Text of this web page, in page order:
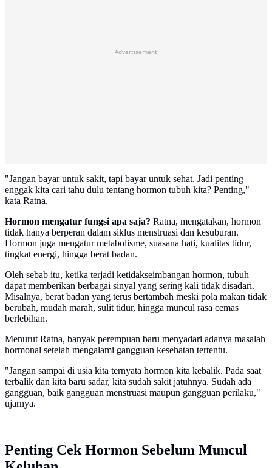
Advertisement
"Jangan bayar untuk sakit, tapi bayar untuk sehat. Jadi penting
enggak kita cari tahu dulu tentang hormon tubuh kita? Penting,"
kata Ratna.
Hormon mengatur fungsi apa saja? Ratna, mengatakan, hormon
tidak hanya berperan dalam siklus menstruasi dan kesuburan.
Hormon juga mengatur metabolisme, suasana hati, kualitas tidur,
tingkat energi, hingga berat badan.
Oleh sebab itu, ketika terjadi ketidakseimbangan hormon, tubuh
dapat memberikan berbagai sinyal yang sering kali tidak disadari.
Misalnya, berat badan yang terus bertambah meski pola makan tidak
berubah, mudah marah, sulit tidur, hingga muncul rasa cemas
berlebihan.
Menurut Ratna, banyak perempuan baru menyadari adanya masalah
hormonal setelah mengalami gangguan kesehatan tertentu.
"Jangan sampai di usia kita ternyata hormon kita kebalik. Pada saat
terbalik dan kita baru sadar, kita sudah sakit jatuhnya. Sudah ada
gangguan, baik gangguan menstruasi maupun gangguan perilaku,"
ujarnya.
Penting Cek Hormon Sebelum Muncul